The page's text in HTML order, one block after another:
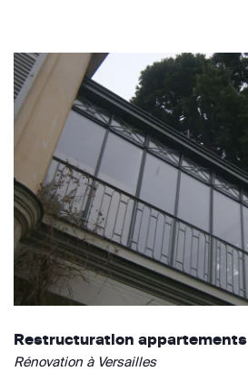
Restructuration appartements
Rénovation à Versailles